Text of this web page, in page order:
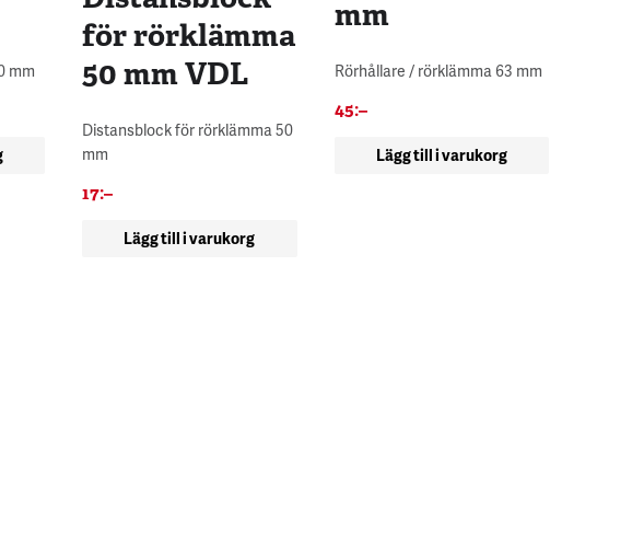
mm
för rörklämma
50 mm VDL
Distansblock för rörklämma 50
mm
17:–
Lägg till i varukorg
mm
Rörhållare / rörklämma 63 mm
45:–
Lägg till i varukorg